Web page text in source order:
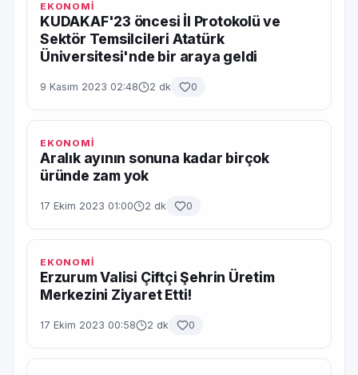
EKONOMİ
KUDAKAF'23 öncesi İl Protokolü ve
Sektör Temsilcileri Atatürk
Üniversitesi'nde bir araya geldi
9 Kasım 2023 02:48 2 dk 0
EKONOMİ
Aralık ayının sonuna kadar birçok
üründe zam yok
17 Ekim 2023 01:00 2 dk 0
EKONOMİ
Erzurum Valisi Çiftçi Şehrin Üretim
Merkezini Ziyaret Etti!
17 Ekim 2023 00:58 2 dk 0